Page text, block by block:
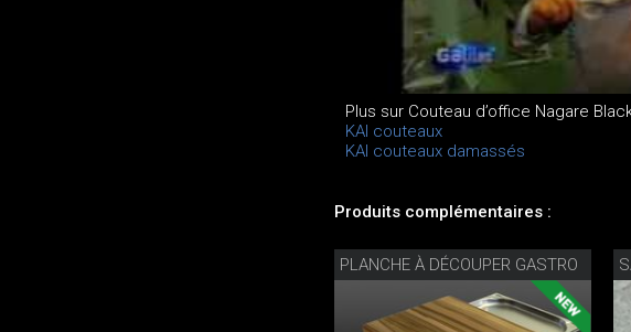
Plus sur Couteau d’office Nagare
KAI couteaux
KAI couteaux damassés
Produits complémentaires :
PLANCHE À DÉCOUPER GASTRO